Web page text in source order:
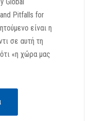
Pitfalls for
είναι η
σε αυτή τη
«η χώρα μας